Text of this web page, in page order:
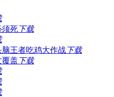
须死下载
脑王者吃鸡大作战下载
覆盖 下载